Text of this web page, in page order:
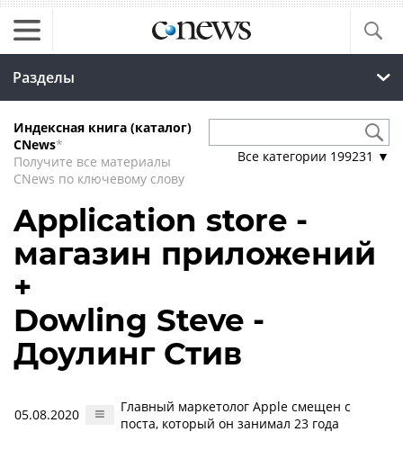
Разделы
Индексная книга (каталог)
CNews*
Получите все материалы
CNews по ключевому слову
Все категории 199231 ▼
Application store -
магазин приложений
+
Dowling Steve -
Доулинг Стив
05.08.2020
Главный маркетолог Apple смещен с
поста, который он занимал 23 года